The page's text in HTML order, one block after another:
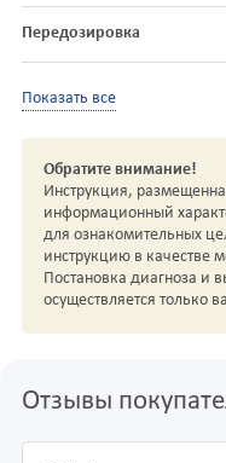
Передозировка
Показать все
Обратите внимание!
Инструкция,
информационный
для ознакомительных
инструкцию в качестве
Постановка диагноза и
осуществляется
Отзывы